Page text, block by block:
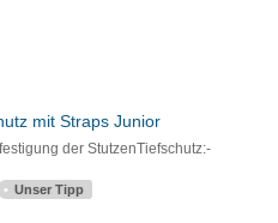
mit Straps Junior
der StutzenTiefschutz:-
Unser Tipp